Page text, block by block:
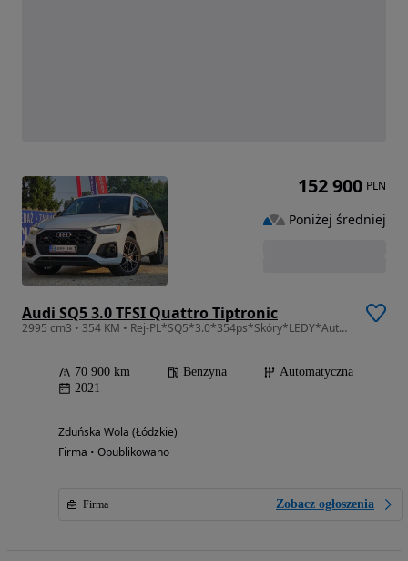
Audi SQ5 3.0 TFSI Quattro Tiptronic
2995 cm3 • 354 KM • Rej-PL*SQ5*3.0*354ps*Skóry*LEDY*Automat*Navi*Kamera*Klimatronic*Alus
70 900 km Benzyna
Automatyczna
2021
Zduńska Wola (Łódzkie)
Firma • Opublikowano
Firma Zobacz ogłoszenia
152 900 PLN
Poniżej średniej